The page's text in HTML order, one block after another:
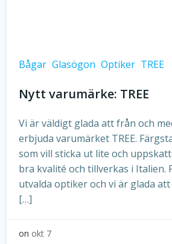
Bågar Glasögon Optiker TREE
Nytt varumärke: TREE
Vi är väldigt glada att från och
erbjuda varumärket TREE.
som vill sticka ut lite och
bra kvalité och tillverkas i Italien.
utvalda optiker och vi är glada att
[…]
on okt 7